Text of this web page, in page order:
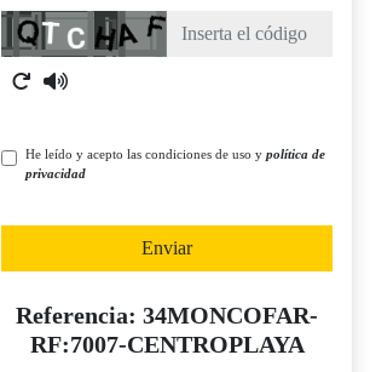
Captcha
He leído y acepto las condiciones de uso y política de
privacidad
Enviar
Referencia: 34MONCOFAR-
RF:7007-CENTROPLAYA